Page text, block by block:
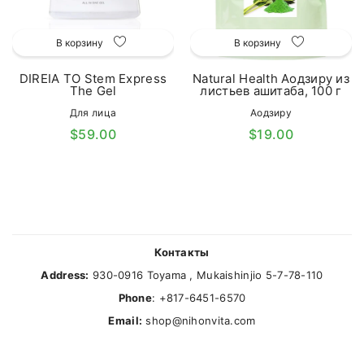
В корзину
DIREIA TO Stem Express
The Gel
Для лица
$59.00
В корзину
Natural Health Аодзиру из
листьев ашитаба, 100 г
Аодзиру
$19.00
Контакты
Address: 930-0916 Toyama , Mukaishinjio 5-7-78-110
Phone: +817-6451-6570
Email: shop@nihonvita.com